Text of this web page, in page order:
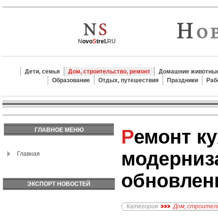
NovoStrel.RU
Дети, семья Дом, строительство, ремонт
Домашние
Образование
Отдых, путешествия Праздники
ГЛАВНОЕ МЕНЮ
Главная
ЭКСПОРТ НОВОСТЕЙ
Ремонт кухни: идеи для
Категория Дом,